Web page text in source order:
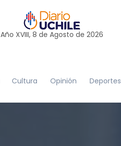
Año XVIII, 8 de Agosto de 2026
Cultura Opinión Deportes